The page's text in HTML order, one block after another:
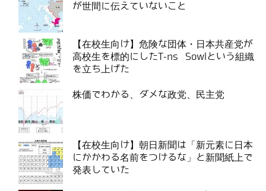
が世間に伝えていないこと
【在校生向け】危険な団体・日本共産党が
高校生を標的にしたT-ns Sowlという組織
を立ち上げた
株価でわかる、ダメな政党、民主党
【在校生向け】朝日新聞は「新元素に日本
にかかわる名前をつけるな」と新聞紙上で
発表していた